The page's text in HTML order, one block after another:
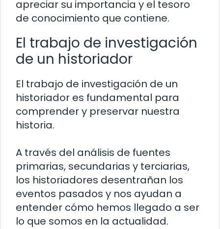
apreciar su importancia y el tesoro
de conocimiento que contiene.
El trabajo de investigación
de un historiador
El trabajo de investigación de un
historiador es fundamental para
comprender y preservar nuestra
historia.
A través del análisis de fuentes
primarias, secundarias y terciarias,
los historiadores desentrañan los
eventos pasados y nos ayudan a
entender cómo hemos llegado a ser
lo que somos en la actualidad.